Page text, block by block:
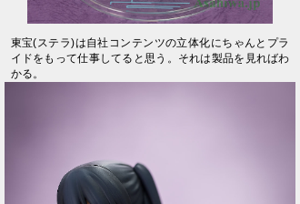
東宝(ステラ)は自社コンテンツの立体化にちゃんとプラ
イドをもって仕事してると思う。それは製品を見ればわ
かる。